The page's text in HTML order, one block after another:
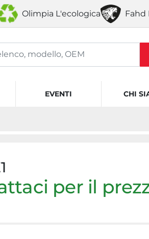
Olimpia L'ecologica Fahd
EVENTI CHI
per il